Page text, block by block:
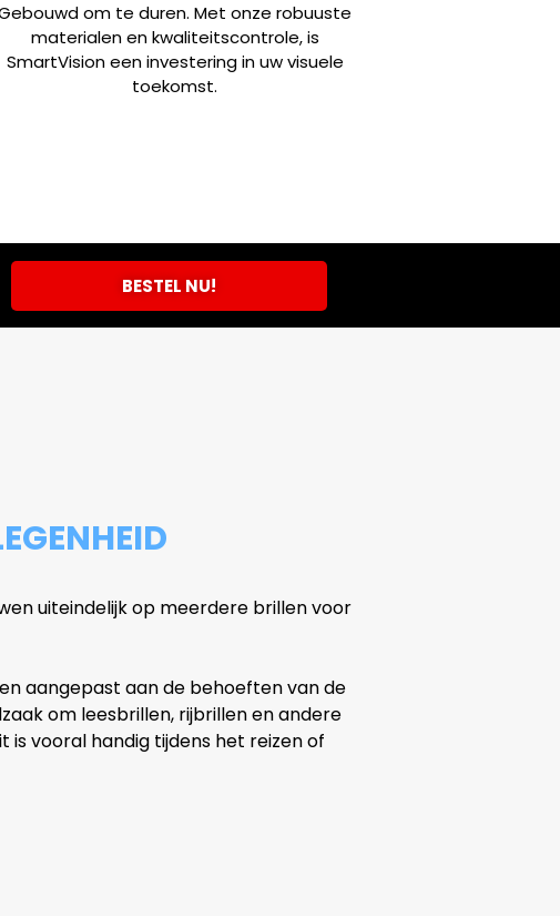
om te duren. Met onze robuuste
materialen en kwaliteitscontrole, is
SmartVision een investering in uw visuele
toekomst.
BESTEL NU!
uiteindelijk op meerdere brillen voor
aangepast aan de behoeften van de
om leesbrillen, rijbrillen en andere
vooral handig tijdens het reizen of